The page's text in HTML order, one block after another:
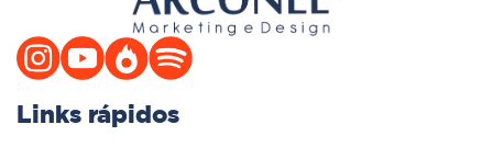
Links rápidos